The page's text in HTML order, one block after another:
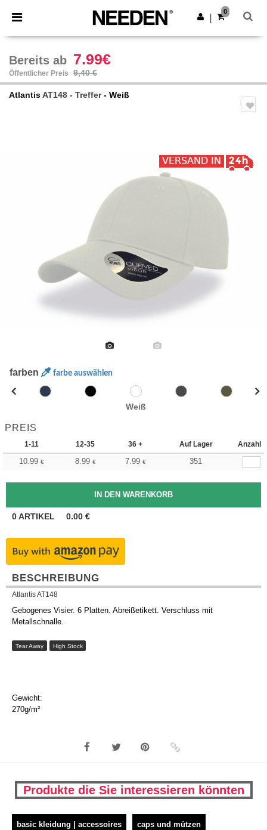
× Needen App
Bessere Preise in der App!
App holen
0
Bereits ab 7.99€
Öffentlicher Preis 9,40 €
AtlantisAT148 - Treffer- Weiß
farben farbe auswählen
Weiß
PREIS
1-11 12-35 36 + Auf Lager Anzahl
10.99 € 8.99 € 7.99 € 351
0ARTIKEL 0.00 €
BESCHREIBUNG
Atlantis AT148
Gebogenes Visier. 6 Platten. Abreißetikett. Verschluss mit
Metallschnalle.
Tear Away High Stock
Gewicht:
270g/m²
Produkte die Sie interessieren könnten
basic kleidung | accessoires caps und mützen